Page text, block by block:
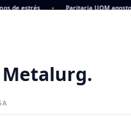
estrés • Paritaria UOM agosto
Metalurg.